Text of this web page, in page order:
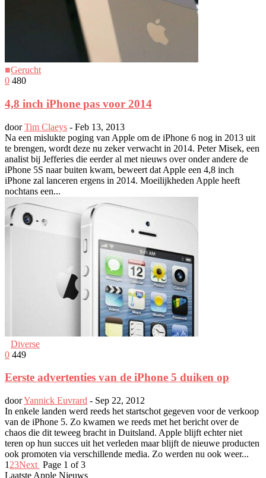
■Gerucht
0 480
4,8 inch iPhone pas voor 2014
doorTim Claeys - Feb 13, 2013
Na een mislukte poging van Apple om de iPhone 6 nog in 2013 uit
te brengen, wordt deze nu zeker verwacht in 2014. Peter Misek, een
analist bij Jefferies die eerder al met nieuws over onder andere de
iPhone 5S naar buiten kwam, beweert dat Apple een 4,8 inch
iPhone zal lanceren ergens in 2014. Moeilijkheden Apple heeft
nochtans een...
Diverse
0 449
Eerste advertenties van de iPhone 5 duiken op
doorYannick Euvrard - Sep 22, 2012
In enkele landen werd reeds het startschot gegeven voor de verkoop
van de iPhone 5. Zo kwamen we reeds met het bericht over de
chaos die dit teweeg bracht in Duitsland. Apple blijft echter niet
teren op hun succes uit het verleden maar blijft de nieuwe producten
ook promoten via verschillende media. Zo werden nu ook weer...
1 23Next Page 1 of 3
Laatste Apple Nieuws